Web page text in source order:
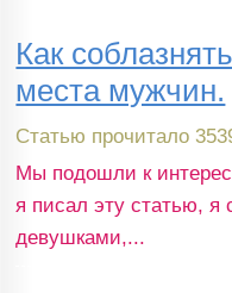
Как
места мужчин.
Статью прочитало
Мы подошли к
я писал эту статью, я
девушками,...